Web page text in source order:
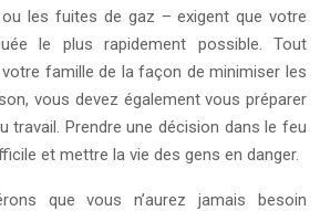
les fuites de gaz – exigent que votre
le plus rapidement possible. Tout
famille de la façon de minimiser les
vous devez également vous préparer
travail. Prendre une décision dans le feu
et mettre la vie des gens en danger.
que vous n’aurez jamais besoin